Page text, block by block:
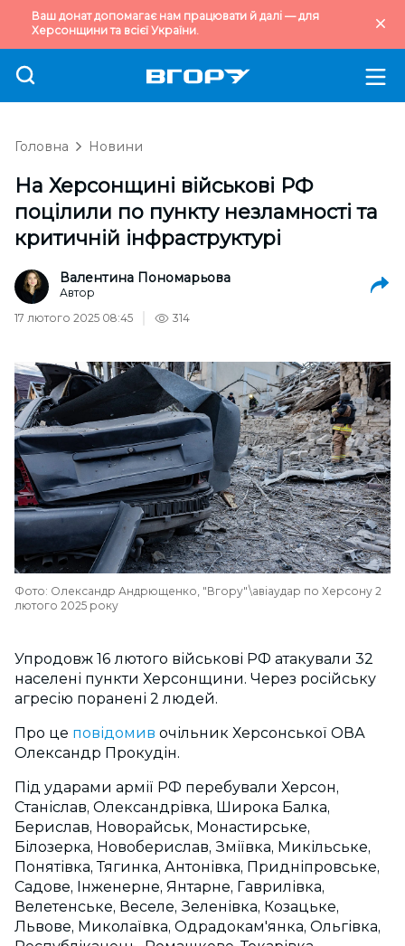
Ваш донат допомагає нам працювати й далі — для
Херсонщини та всієї України.
Головна Новини
На Херсонщині військові РФ
поцілили по пункту незламності та
критичній інфраструктурі
Валентина Пономарьова
Автор
17 лютого 2025 08:45
314
Фото: Олександр Андрющенко, "Вгору"\авіаудар по Херсону 2
лютого 2025 року
Упродовж 16 лютого військові РФ атакували 32
населені пункти Херсонщини. Через російську
агресію поранені 2 людей.
Про це повідомив очільник Херсонської ОВА
Олександр Прокудін.
Під ударами армії РФ перебували Херсон,
Станіслав, Олександрівка, Широка Балка,
Берислав, Новорайськ, Монастирське,
Білозерка, Новоберислав, Зміївка, Микільське,
Понятівка, Тягинка, Антонівка, Придніпровське,
Садове, Інженерне, Янтарне, Гаврилівка,
Велетенське, Веселе, Зеленівка, Козацьке,
Львове, Миколаївка, Одрадокам'янка, Ольгівка,